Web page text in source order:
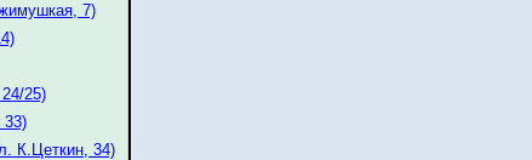
7)
25)
33)
К.Цеткин, 34)